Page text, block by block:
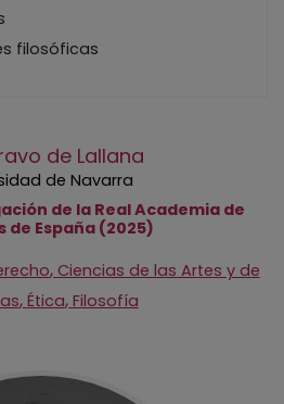
filosóficas
de Lallana
de Navarra
de la Real Academia de
de España (2025)
, Ciencias de las Artes y de
, Ética, Filosofía